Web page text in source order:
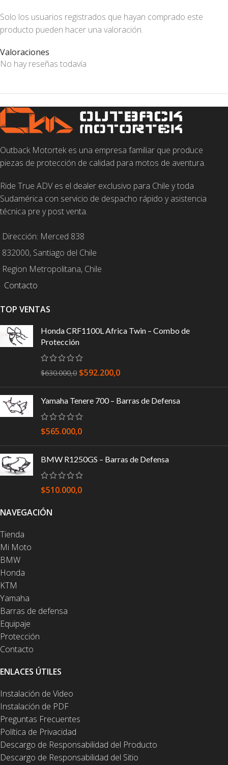
Valoraciones
No hay reseñas todavía
Solo los usuarios registrados que hayan comprado este
producto pueden hacer una valoración.
Outback Motortek es una empresa familiar que produce
piezas de protección de calidad para motos de aventura.
Ride True ADV es el dealer exclusivo para Chile y toda
Sudamérica con servicio de despacho rápido y asistencia
técnica pre y post venta.
Dirección: Merced 838
832000, Santiago del Chile
Region Metropolitana, Chile
Contacto
TOP VENTAS
Honda CRF1100L Africa Twin – Combo de
Protección
$630.000,0 $592.200,0
Yamaha Tenere 700 – Barras de Defensa
$565.000,0
BMW R1250GS – Barras de Defensa
$510.000,0
NAVEGACIÓN
Tienda
Mi Moto
BMW
Honda
KTM
Yamaha
Barras de defensa
Equipaje
Protección
Contacto
ENLACES ÚTILES
Instalación de Video
Instalación de PDF
Preguntas Frecuentes
Política de Privacidad
Descargo de Responsabilidad del Producto
Descargo de Responsabilidad del Sitio